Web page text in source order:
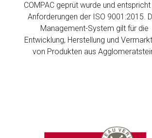
COMPAC geprüt wurde und entspricht
Anforderungen der ISO 9001:2015.
Management-System gilt für die
Entwicklung, Herstellung und
von Produkten aus